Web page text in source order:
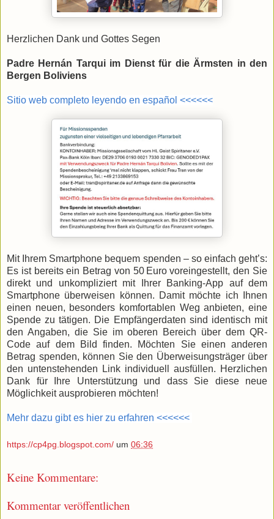
Herzlichen Dank und Gottes Segen
Padre Hernán Tarqui im Dienst für die Ärmsten in den
Bergen Boliviens
Sitio web completo leyendo en español <<<<<<
Mit Ihrem Smartphone bequem spenden – so einfach geht’s:
Es ist bereits ein Betrag von 50 Euro voreingestellt, den Sie
direkt und unkompliziert mit Ihrer Banking-App auf dem
Smartphone überweisen können. Damit möchte ich Ihnen
einen neuen, besonders komfortablen Weg anbieten, eine
Spende zu tätigen. Die Empfängerdaten sind identisch mit
den Angaben, die Sie im oberen Bereich über dem QR-
Code auf dem Bild finden. Möchten Sie einen anderen
Betrag spenden, können Sie den Überweisungsträger über
den untenstehenden Link individuell ausfüllen. Herzlichen
Dank für Ihre Unterstützung und dass Sie diese neue
Möglichkeit ausprobieren möchten!
Mehr dazu gibt es hier zu erfahren <<<<<<
https://cp4pg.blogspot.com/ um 06:36
Keine Kommentare:
Kommentar veröffentlichen